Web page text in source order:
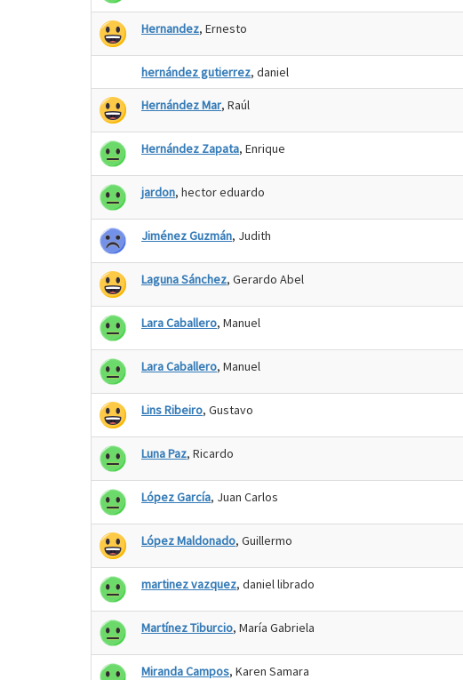
Hernandez, Ernesto
hernández gutierrez, daniel
Hernández Mar, Raúl
Hernández Zapata, Enrique
jardon, hector eduardo
Jiménez Guzmán, Judith
Laguna Sánchez, Gerardo Abel
Lara Caballero, Manuel
Lara Caballero, Manuel
Lins Ribeiro, Gustavo
Luna Paz, Ricardo
López García, Juan Carlos
López Maldonado, Guillermo
martinez vazquez, daniel librado
Martínez Tiburcio, María Gabriela
Miranda Campos, Karen Samara